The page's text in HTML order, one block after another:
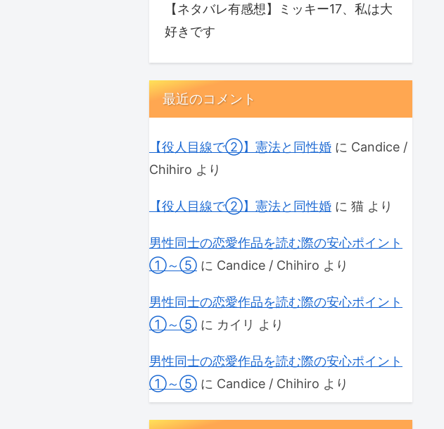
【ネタバレ有感想】ミッキー17、私は大
好きです
最近のコメント
【役人目線で②】憲法と同性婚 に Candice /
Chihiro より
【役人目線で②】憲法と同性婚 に 猫 より
男性同士の恋愛作品を読む際の安心ポイント
①～⑤ に Candice / Chihiro より
男性同士の恋愛作品を読む際の安心ポイント
①～⑤ に カイリ より
男性同士の恋愛作品を読む際の安心ポイント
①～⑤ に Candice / Chihiro より